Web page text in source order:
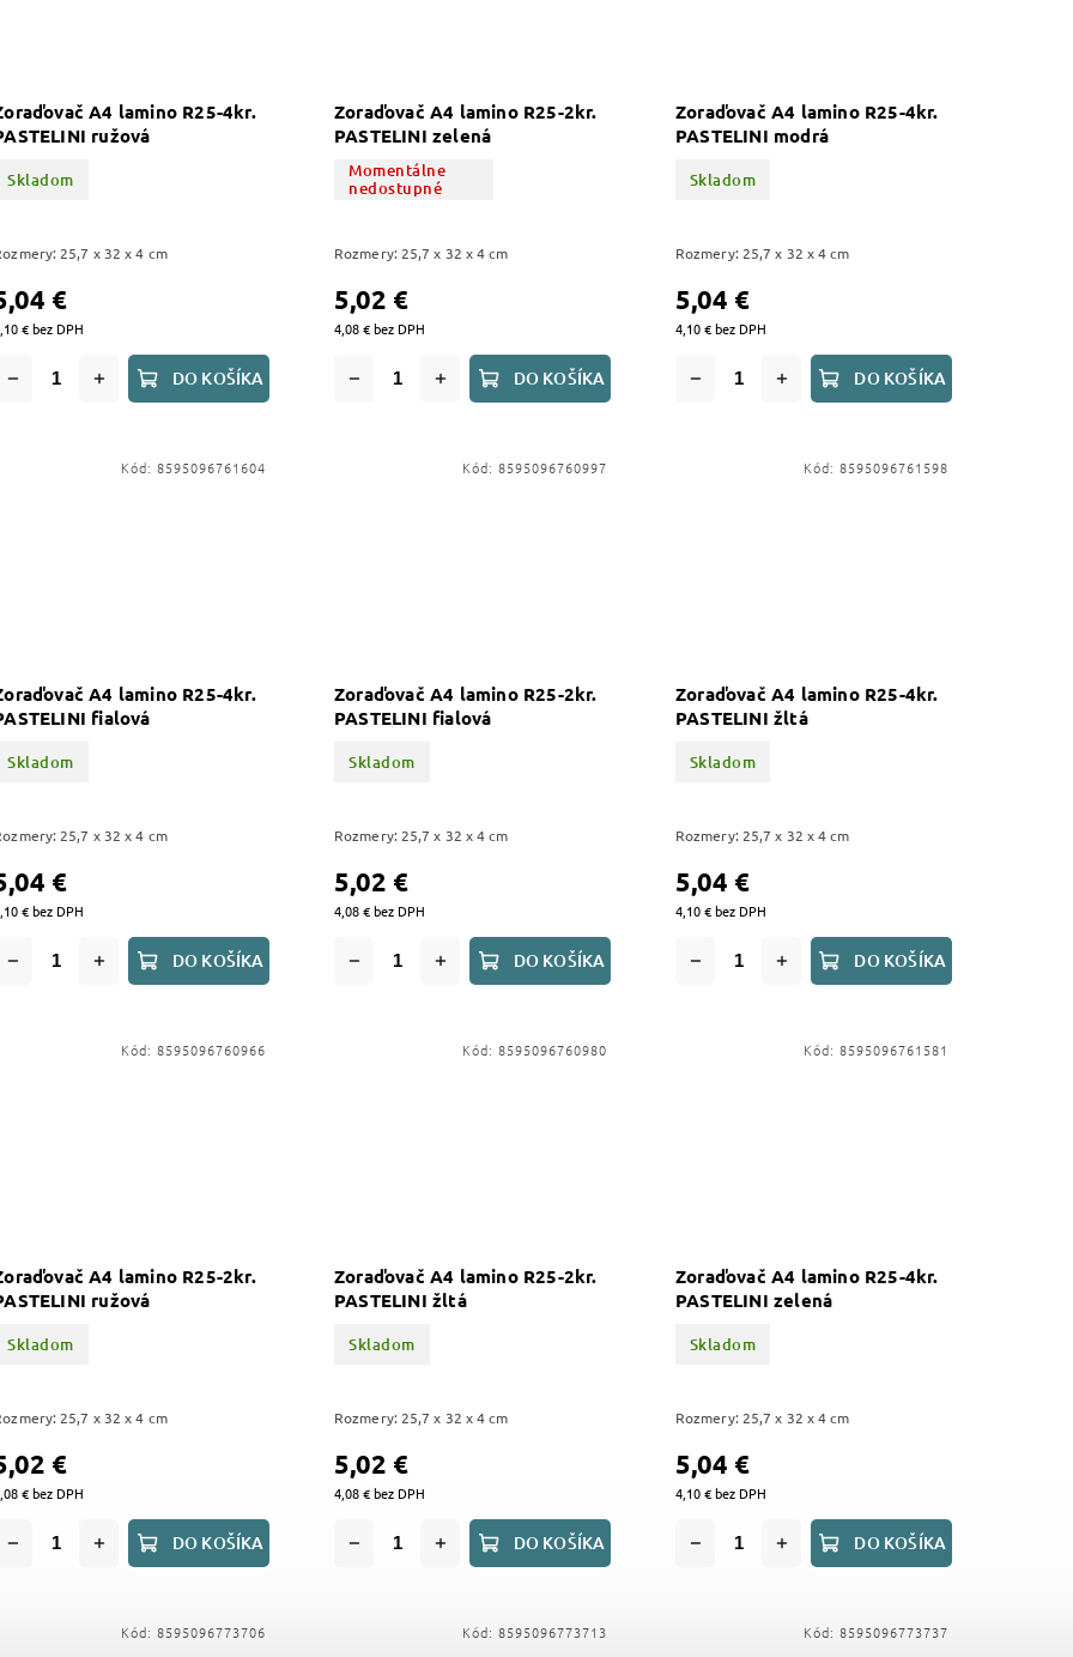
A4 lamino R25-4kr.
ružová
Skladom
€ bez DPH
€
DO KOŠÍKA
25,7 x 32 x 4 cm
Zoraďovač A4 lamino R25-2kr.
PASTELINI zelená
Momentálne
nedostupné
4,08 € bez DPH
5,02 €
DO KOŠÍKA
Rozmery: 25,7 x 32 x 4 cm
Zoraďovač A4 lamino R25-4kr.
PASTELINI modrá
Skladom
4,10 € bez DPH
5,04 €
DO KOŠÍKA
Rozmery: 25,7 x 32 x 4 cm
A4 lamino R25-4kr.
fialová
Skladom
€ bez DPH
€
DO KOŠÍKA
25,7 x 32 x 4 cm
Kód:8595096761604
Zoraďovač A4 lamino R25-2kr.
PASTELINI fialová
Skladom
4,08 € bez DPH
5,02 €
DO KOŠÍKA
Rozmery: 25,7 x 32 x 4 cm
Kód: 8595096760997
Zoraďovač A4 lamino R25-4kr.
PASTELINI žltá
Skladom
4,10 € bez DPH
5,04 €
DO KOŠÍKA
Rozmery: 25,7 x 32 x 4 cm
Kód: 8595096761598
A4 lamino R25-2kr.
ružová
Skladom
€ bez DPH
€
DO KOŠÍKA
25,7 x 32 x 4 cm
Kód:8595096760966
Zoraďovač A4 lamino R25-2kr.
PASTELINI žltá
Skladom
4,08 € bez DPH
5,02 €
DO KOŠÍKA
Rozmery: 25,7 x 32 x 4 cm
Kód: 8595096760980
Zoraďovač A4 lamino R25-4kr.
PASTELINI zelená
Skladom
4,10 € bez DPH
5,04 €
DO KOŠÍKA
Rozmery: 25,7 x 32 x 4 cm
Kód: 8595096761581
Kód:8595096773706 Kód: 8595096773713 Kód: 8595096773737